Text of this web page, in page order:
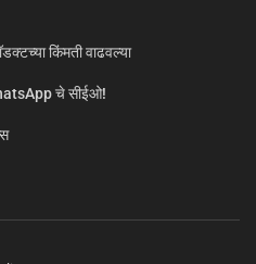
किंमती वाढवल्या
चे सीईओ!